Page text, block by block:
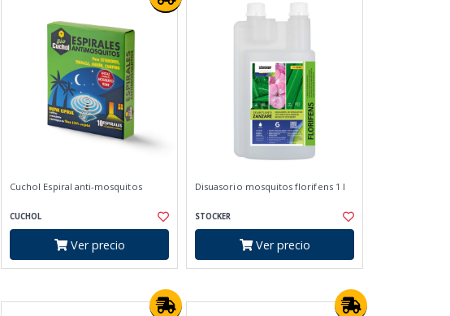
Cuchol Espiral anti-mosquitos
CUCHOL
Ver precio
Disuasorio mosquitos florifens 1 l
STOCKER
Ver precio